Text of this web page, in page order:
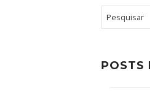
POSTS